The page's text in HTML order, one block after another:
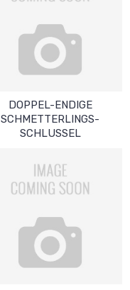
DOPPEL-ENDIGE
SCHMETTERLINGS-
SCHLUSSEL